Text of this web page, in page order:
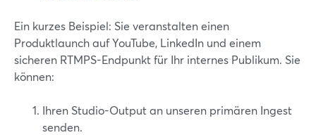
Ein kurzes Beispiel: Sie veranstalten einen
Produktlaunch auf YouTube, LinkedIn und einem
sicheren RTMPS-Endpunkt für Ihr internes Publikum. Sie
können:
Ihren Studio-Output an unseren primären Ingest
senden.